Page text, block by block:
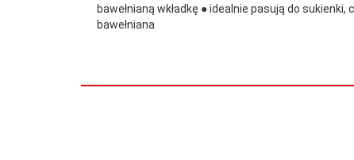
bawełnianą wkładkę ● idealnie pasują do
bawełniana